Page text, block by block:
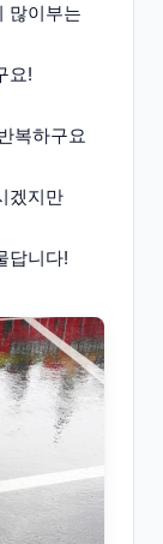
많이부는
요!
복하구요
겠지만
답니다!